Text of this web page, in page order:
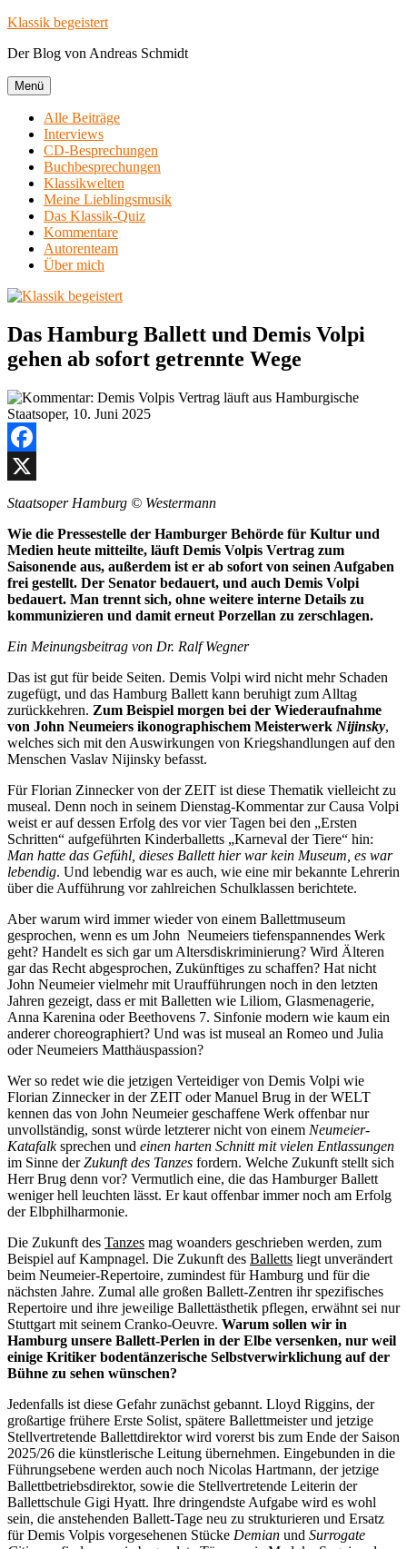
Zum
springen
Klassik begeistert
Der Blog von Andreas Schmidt
Menü
Alle Beiträge
Interviews
CD-Besprechungen
Buchbesprechungen
Klassikwelten
Meine Lieblingsmusik
Das Klassik-Quiz
Kommentare
Autorenteam
Über mich
Das Hamburg Ballett und Demis Volpi
gehen ab sofort getrennte Wege
Facebook
X
Staatsoper Hamburg © Westermann
Wie die Pressestelle der Hamburger Behörde für Kultur und
Medien heute mitteilte, läuft Demis Volpis Vertrag zum
Saisonende aus, außerdem ist er ab sofort von seinen Aufgaben
frei gestellt. Der Senator bedauert, und auch Demis Volpi
bedauert. Man trennt sich, ohne weitere interne Details zu
kommunizieren und damit erneut Porzellan zu zerschlagen.
Ein Meinungsbeitrag von Dr. Ralf Wegner
Das ist gut für beide Seiten. Demis Volpi wird nicht mehr Schaden
zugefügt, und das Hamburg Ballett kann beruhigt zum Alltag
zurückkehren. Zum Beispiel morgen bei der Wiederaufnahme
von John Neumeiers ikonographischem Meisterwerk Nijinsky,
welches sich mit den Auswirkungen von Kriegshandlungen auf den
Menschen Vaslav Nijinsky befasst.
Für Florian Zinnecker von der ZEIT ist diese Thematik vielleicht zu
museal. Denn noch in seinem Dienstag-Kommentar zur Causa Volpi
weist er auf dessen Erfolg des vor vier Tagen bei den „Ersten
Schritten“ aufgeführten Kinderballetts „Karneval der Tiere“ hin:
Man hatte das Gefühl, dieses Ballett hier war kein Museum, es war
lebendig. Und lebendig war es auch, wie eine mir bekannte Lehrerin
über die Aufführung vor zahlreichen Schulklassen berichtete.
Aber warum wird immer wieder von einem Ballettmuseum
gesprochen, wenn es um John Neumeiers tiefenspannendes Werk
geht? Handelt es sich gar um Altersdiskriminierung? Wird Älteren
gar das Recht abgesprochen, Zukünftiges zu schaffen? Hat nicht
John Neumeier vielmehr mit Uraufführungen noch in den letzten
Jahren gezeigt, dass er mit Balletten wie Liliom, Glasmenagerie,
Anna Karenina oder Beethovens 7. Sinfonie modern wie kaum ein
anderer choreographiert? Und was ist museal an Romeo und Julia
oder Neumeiers Matthäuspassion?
Wer so redet wie die jetzigen Verteidiger von Demis Volpi wie
Florian Zinnecker in der ZEIT oder Manuel Brug in der WELT
kennen das von John Neumeier geschaffene Werk offenbar nur
unvollständig, sonst würde letzterer nicht von einem Neumeier-
Katafalksprechen und einen harten Schnitt mit vielen Entlassungen
im Sinne derZukunft des Tanzes fordern. Welche Zukunft stellt sich
Herr Brug denn vor? Vermutlich eine, die das Hamburger Ballett
weniger hell leuchten lässt. Er kaut offenbar immer noch am Erfolg
der Elbphilharmonie.
Die Zukunft des Tanzes mag woanders geschrieben werden, zum
Beispiel auf Kampnagel. Die Zukunft des Balletts liegt unverändert
beim Neumeier-Repertoire, zumindest für Hamburg und für die
nächsten Jahre. Zumal alle großen Ballett-Zentren ihr spezifisches
Repertoire und ihre jeweilige Ballettästhetik pflegen, erwähnt sei nur
Stuttgart mit seinem Cranko-Oeuvre. Warum sollen wir in
Hamburg unsere Ballett-Perlen in der Elbe versenken, nur weil
einige Kritiker bodentänzerische Selbstverwirklichung auf der
Bühne zu sehen wünschen?
Jedenfalls ist diese Gefahr zunächst gebannt. Lloyd Riggins, der
großartige frühere Erste Solist, spätere Ballettmeister und jetzige
Stellvertretende Ballettdirektor wird vorerst bis zum Ende der Saison
2025/26 die künstlerische Leitung übernehmen. Eingebunden in die
Führungsebene werden auch noch Nicolas Hartmann, der jetzige
Ballettbetriebsdirektor, sowie die Stellvertretende Leiterin der
Ballettschule Gigi Hyatt. Ihre dringendste Aufgabe wird es wohl
sein, die anstehenden Ballett-Tage neu zu strukturieren und Ersatz
für Demis Volpis vorgesehenen Stücke Demian und Surrogate